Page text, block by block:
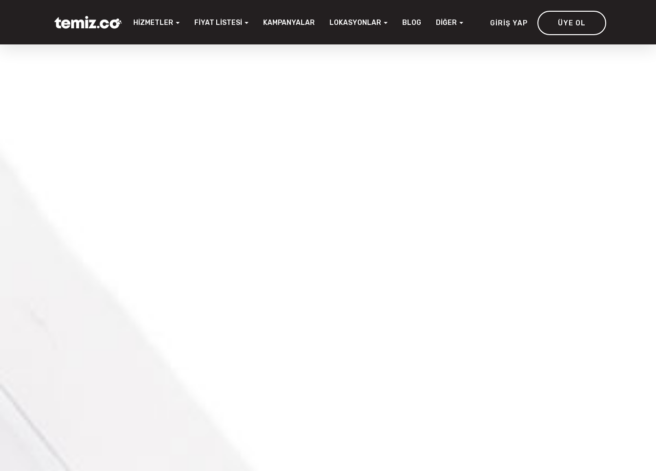
HIZMETLER FIYAT LISTESI KAMPANYALAR LOKASYONLAR BLOG DIĞER GIRIŞ YAP ÜYE OL